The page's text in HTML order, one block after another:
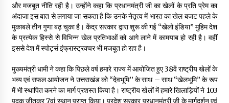
और मजबूत नीति रही है। उन्होंने कहा कि प्रधानमंत्री जी का खेलों के प्रति प्रेम का
अंदाजा इस बात से लगाया जा सकता है कि उनके नेतृत्व में भारत का खेल बजट पहले के
मुकाबले तीन गुणा बढ़ चुका है। केंद्र सरकार द्वारा शुरू की गई “खेलो इंडिया” मुहिम देश
के प्रत्येक हिस्से से विभिन्न खेल प्रतिभाओं को आगे लाने में कामयाब हो रही है। वहीं
इससे देश में स्पोर्ट्स इंफ्रास्ट्रक्चर भी मजबूत हो रहा है।
मुख्यमंत्री धामी ने कहा कि पिछले वर्ष हमारे राज्य में आयोजित हुए 38वें राष्ट्रीय खेलों के
भव्य एवं सफल आयोजन ने उत्तराखंड को “देवभूमि’’ के साथ – साथ “खेलभूमि” के रूप
में भी स्थापित करने का मार्ग प्रशस्त किया है। राष्ट्रीय खेलों में हमारे खिलाड़ियों ने 103
पदक जीतकर 7वां स्थान प्राप्त किया। प्रदेश सरकार प्रधानमंत्री जी के मार्गदर्शन एवं